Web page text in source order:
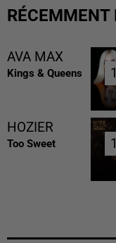
RÉCEMMENT
AVA MAX
Kings & Queens
HOZIER
Too Sweet